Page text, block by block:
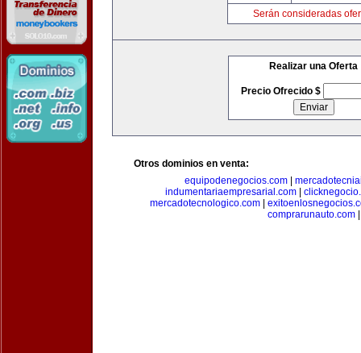
Serán consideradas
Realizar una Oferta
Precio Ofrecido $
Otros dominios en venta:
equipodenegocios.com|
indumentariaempresarial.com
mercadotecnologico.com
comprarunauto.com|